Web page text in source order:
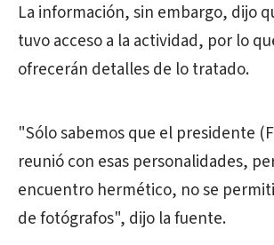
La información, sin embargo, dijo
tuvo acceso a la actividad, por lo
ofrecerán detalles de lo tratado.
"Sólo sabemos que el presidente
reunió con esas personalidades,
encuentro hermético, no se
de fotógrafos", dijo la fuente.